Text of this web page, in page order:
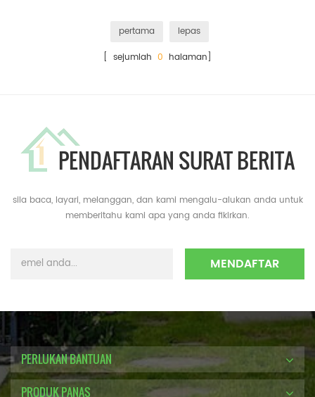
pertama
lepas
[ sejumlah 0 halaman]
PENDAFTARAN SURAT BERITA
sila baca, layari, melanggan, dan kami mengalu-alukan anda untuk
memberitahu kami apa yang anda fikirkan.
PERLUKAN BANTUAN
PRODUK PANAS